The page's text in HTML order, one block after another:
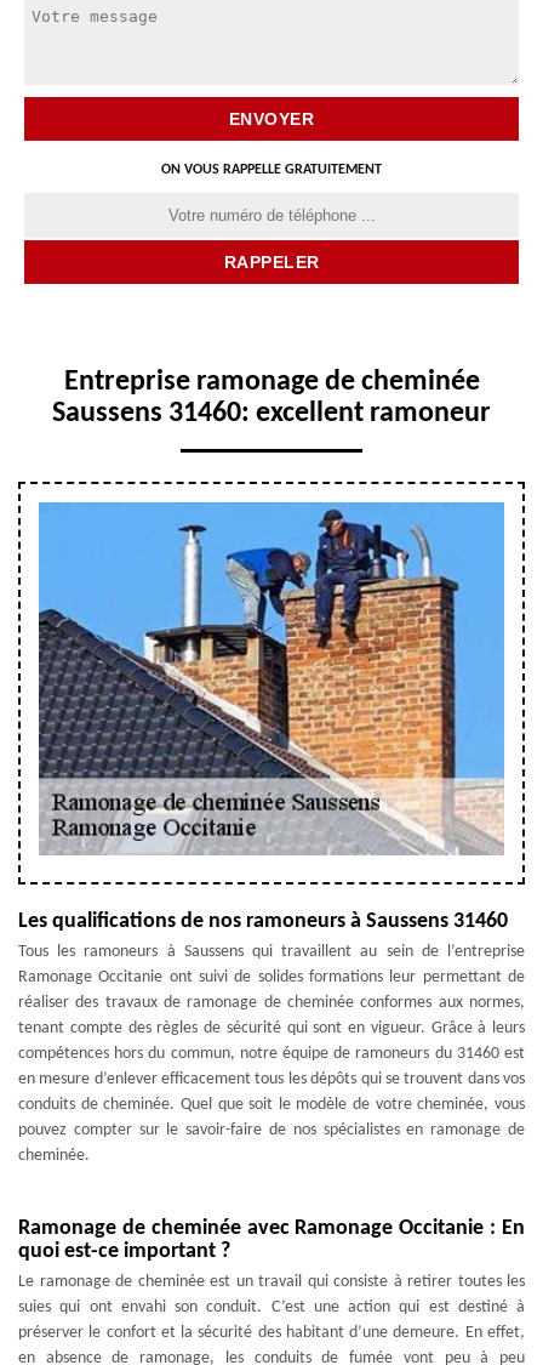
ON VOUS RAPPELLE GRATUITEMENT
Entreprise ramonage de cheminée
Saussens 31460: excellent ramoneur
Les qualifications de nos ramoneurs à Saussens 31460
Tous les ramoneurs à Saussens qui travaillent au sein de l’entreprise
Ramonage Occitanie ont suivi de solides formations leur permettant de
réaliser des travaux de ramonage de cheminée conformes aux normes,
tenant compte des règles de sécurité qui sont en vigueur. Grâce à leurs
compétences hors du commun, notre équipe de ramoneurs du 31460 est
en mesure d’enlever efficacement tous les dépôts qui se trouvent dans vos
conduits de cheminée. Quel que soit le modèle de votre cheminée, vous
pouvez compter sur le savoir-faire de nos spécialistes en ramonage de
cheminée.
Ramonage de cheminée avec Ramonage Occitanie : En
quoi est-ce important ?
Le ramonage de cheminée est un travail qui consiste à retirer toutes les
suies qui ont envahi son conduit. C’est une action qui est destiné à
préserver le confort et la sécurité des habitant d’une demeure. En effet,
en absence de ramonage, les conduits de fumée vont peu à peu